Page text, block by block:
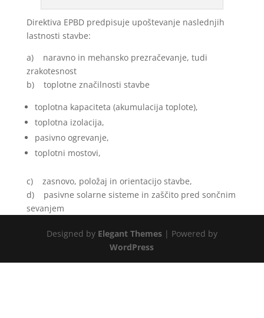
Direktiva EPBD predpisuje upoštevanje naslednjih
lastnosti stavbe:
a) naravno in mehansko prezračevanje, tudi
zrakotesnost
b) toplotne značilnosti stavbe
toplotna kapaciteta (akumulacija toplote),
toplotna izolacija,
pasivno ogrevanje,
toplotni mostovi,
c) zasnovo, položaj in orientacijo stavbe,
d) pasivne solarne sisteme in zaščito pred sončnim
sevanjem
Designed by Elegant Themes| Powered by
WordPress